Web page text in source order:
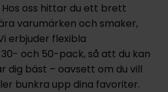
oss hittar du ett brett
varumärken och smaker,
erbjuder flexibla
och 50-pack, så att du kan
dig bäst – oavsett om du vill
bunkra upp dina favoriter.